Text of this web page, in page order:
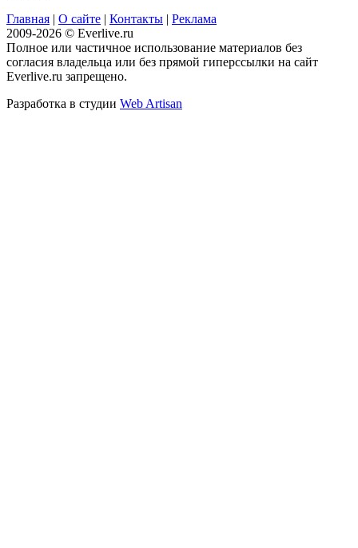
Главная
О сайте Контакты
Реклама
2009-2026 © Everlive.ru
Полное или частичное использование материалов без
согласия владельца или без прямой гиперссылки на сайт
Everlive.ru запрещено.
Разработка в студии Web Artisan